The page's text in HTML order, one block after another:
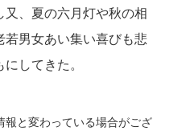
、夏の六月灯や秋の相
男女あい集い喜びも悲
してきた。
と変わっている場合がござ